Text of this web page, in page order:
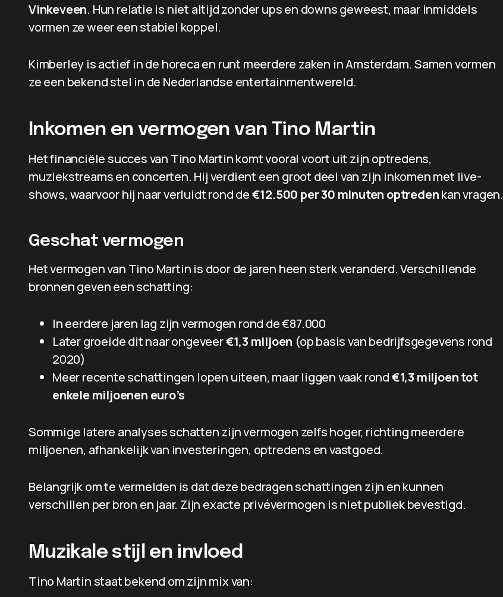
Vinkeveen. Hun relatie is niet altijd zonder ups en downs geweest, maar inmiddels
vormen ze weer een stabiel koppel.
Kimberley is actief in de horeca en runt meerdere zaken in Amsterdam. Samen vormen
ze een bekend stel in de Nederlandse entertainmentwereld.
Inkomen en vermogen van Tino Martin
Het financiële succes van Tino Martin komt vooral voort uit zijn optredens,
muziekstreams en concerten. Hij verdient een groot deel van zijn inkomen met live-
shows, waarvoor hij naar verluidt rond de€12.500 per 30 minuten optredenkan vragen.
Geschat vermogen
Het vermogen van Tino Martin is door de jaren heen sterk veranderd. Verschillende
bronnen geven een schatting:
In eerdere jaren lag zijn vermogen rond de €87.000
Later groeide dit naar ongeveer€1,3 miljoen (op basis van bedrijfsgegevens rond
2020)
Meer recente schattingen lopen uiteen, maar liggen vaak rond€1,3 miljoen tot
enkele miljoenen euro’s
Sommige latere analyses schatten zijn vermogen zelfs hoger, richting meerdere
miljoenen, afhankelijk van investeringen, optredens en vastgoed.
Belangrijk om te vermelden is dat deze bedragen schattingen zijn en kunnen
verschillen per bron en jaar. Zijn exacte privévermogen is niet publiek bevestigd.
Muzikale stijl en invloed
Tino Martin staat bekend om zijn mix van: